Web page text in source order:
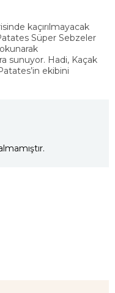
kaçırılmayacak
Süper Sebzeler
sunuyor. Hadi, Kaçak
ekibini